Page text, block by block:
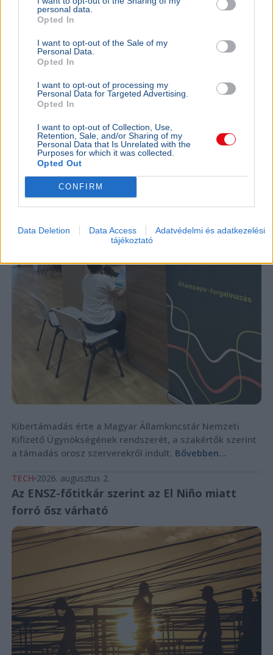
personal data.
Opted In
I want to opt-out of the Sale of my
Personal Data.
Opted In
I want to opt-out of processing my
Personal Data for Targeted Advertising.
Opted In
I want to opt-out of Collection, Use,
Retention, Sale, and/or Sharing of my
Personal Data that Is Unrelated with the
Purposes for which it was collected.
Opted Out
CONFIRM
Data Deletion Data Access
Adatvédelmi és adatkezelési
tájékoztató
2026. augusztus 3.
Orosz szerverekről érkező kibertámadás érte
a Magyar Államkincstárat
Kibertámadás érte a Magyar Államkincstár Nemzeti
Kifizető Ügynökségének rendszerét, a szakértők szerint
a támadás orosz szerverekről indult. Bővebben...
TECH 2026. augusztus 2.
Az ENSZ-főtitkár szerint az El Niño miatt
forró ősz várható